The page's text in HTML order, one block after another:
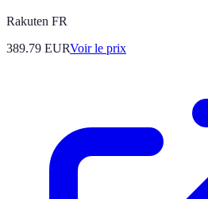
Rakuten FR
389.79 EURVoir le prix